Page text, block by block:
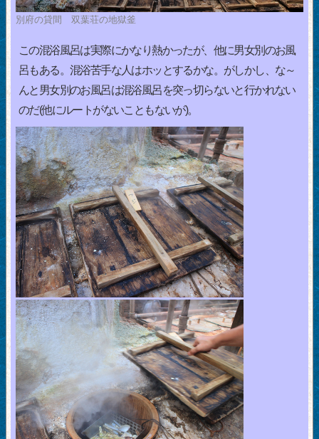
別府の貸間 双葉荘の地獄釜
この混浴風呂は実際にかなり熱かったが、他に男女別のお風
呂もある。混浴苦手な人はホッとするかな。がしかし、な～
んと男女別のお風呂は混浴風呂を突っ切らないと行かれない
のだ(他にルートがないこともないが)。